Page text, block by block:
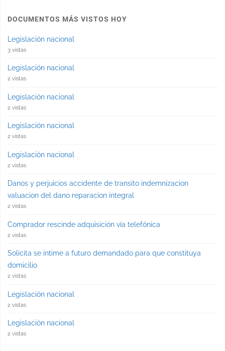
DOCUMENTOS MÁS VISTOS HOY
Legislación nacional
3 vistas
Legislación nacional
2 vistas
Legislación nacional
2 vistas
Legislación nacional
2 vistas
Legislación nacional
2 vistas
Danos y perjuicios accidente de transito indemnizacion
valuacion del dano reparacion integral
2 vistas
Comprador rescinde adquisición vía telefónica
2 vistas
Solicita se intime a futuro demandado para que constituya
domicilio
2 vistas
Legislación nacional
2 vistas
Legislación nacional
2 vistas